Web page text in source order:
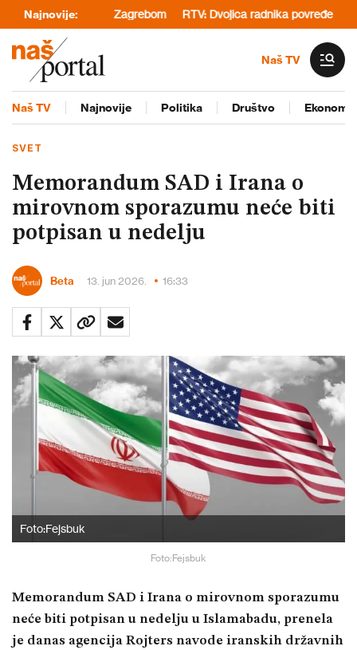
Najnovije:
Prištinom i Zagrebom RTV: Dvojica radnika povređena u
Naš TV
Naš TV Najnovije Politika Društvo
SVET
Memorandum SAD i Irana o
mirovnom sporazumu neće biti
potpisan u nedelju
Beta 13. jun 2026. 16:33
Foto:Fejsbuk
Foto:Fejsbuk
Memorandum SAD i Irana o mirovnom sporazumu
neće biti potpisan u nedelju u Islamabadu, prenela
je danas agencija Rojters navode iranskih državnih